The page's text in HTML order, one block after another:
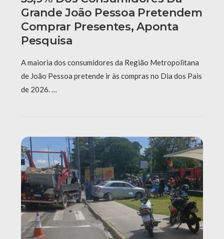
Grande João Pessoa Pretendem
Comprar Presentes, Aponta
Pesquisa
A maioria dos consumidores da Região Metropolitana
de João Pessoa pretende ir às compras no Dia dos Pais
de 2026. …